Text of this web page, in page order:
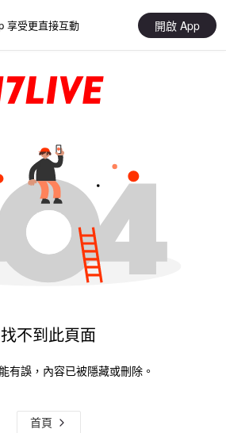
享受更直接互動 開啟 App
找不到此頁面
有誤，內容已被隱藏或刪除。
首頁